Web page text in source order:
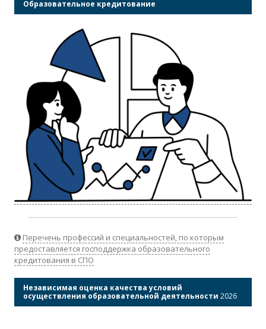
Образовательное кредитование
Перечень профессий и специальностей, по которым
предоставляется господдержка образовательного
кредитования в СПО
Независимая оценка качества условий
осуществления образовательной деятельности 2026